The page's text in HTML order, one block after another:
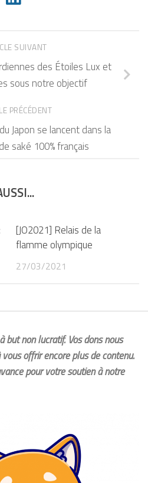
SUIVANT
des Étoiles Lux et
sous notre objectif
PRÉCÉDENT
Japon se lancent dans la
saké 100% français
[JO2021] Relais de la
flamme olympique
27/03/2021
but non lucratif. Vos dons nous
offrir encore plus de contenu.
pour votre soutien à notre